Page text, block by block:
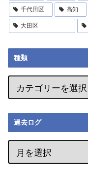
千代田区 高知
大田区
種類
過去ログ